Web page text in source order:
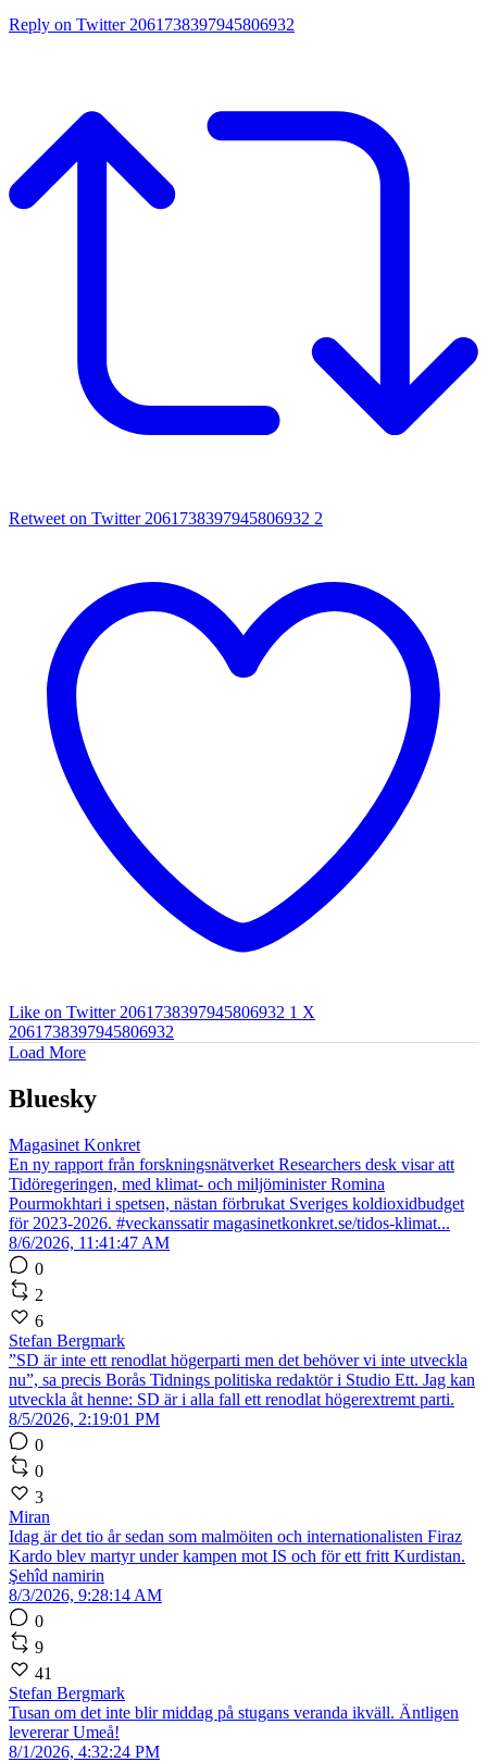
Reply on Twitter 2061738397945806932
Retweet on Twitter 2061738397945806932 2
Like on Twitter 2061738397945806932 1 X
2061738397945806932
Load More
Bluesky
Magasinet Konkret
En ny rapport från forskningsnätverket Researchers desk visar att
Tidöregeringen, med klimat- och miljöminister Romina
Pourmokhtari i spetsen, nästan förbrukat Sveriges koldioxidbudget
för 2023-2026. #veckanssatir magasinetkonkret.se/tidos-klimat...
8/6/2026, 11:41:47 AM
0
2
6
Stefan Bergmark
”SD är inte ett renodlat högerparti men det behöver vi inte utveckla
nu”, sa precis Borås Tidnings politiska redaktör i Studio Ett. Jag kan
utveckla åt henne: SD är i alla fall ett renodlat högerextremt parti.
8/5/2026, 2:19:01 PM
0
0
3
Miran
Idag är det tio år sedan som malmöiten och internationalisten Firaz
Kardo blev martyr under kampen mot IS och för ett fritt Kurdistan.
Şehîd namirin
8/3/2026, 9:28:14 AM
0
9
41
Stefan Bergmark
Tusan om det inte blir middag på stugans veranda ikväll. Äntligen
levererar Umeå!
8/1/2026, 4:32:24 PM